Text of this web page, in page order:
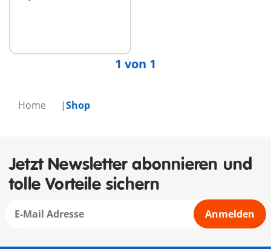
Home Shop
1 von 1
Jetzt Newsletter abonnieren und
tolle Vorteile sichern
Anmelden